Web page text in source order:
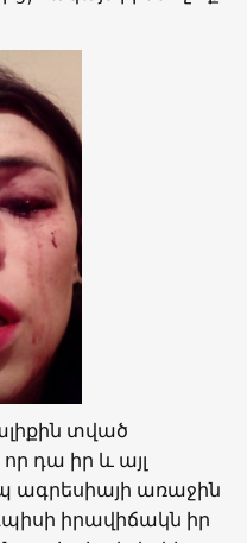
տված
դա իր և այլ
ագրեսիայի առաջին
իրավիճակն իր